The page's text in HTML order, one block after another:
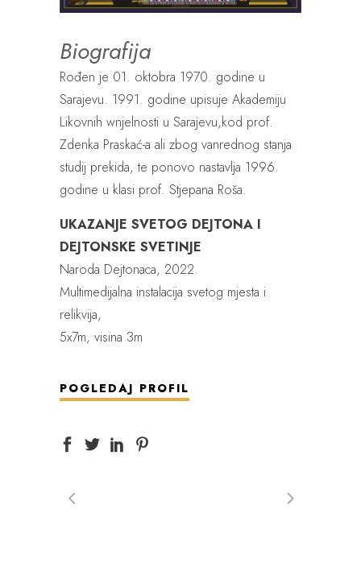
Biografija
Rođen je 01. oktobra 1970. godine u
Sarajevu. 1991. godine upisuje Akademiju
Likovnih wnjelnosti u Sarajevu,kod prof.
Zdenka Praskać-a ali zbog vanrednog stanja
studij prekida, te ponovo nastavlja 1996.
godine u klasi prof. Stjepana Roša.
UKAZANJE SVETOG DEJTONA I
DEJTONSKE SVETINJE
Naroda Dejtonaca, 2022.
Multimedijalna instalacija svetog mjesta i
relikvija,
5x7m, visina 3m
POGLEDAJ PROFIL